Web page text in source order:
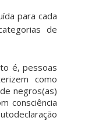
para cada
de
é, pessoas
como
negros(as)
consciência